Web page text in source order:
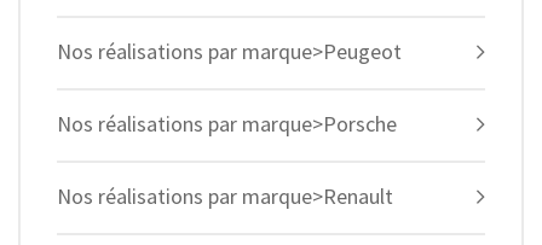
Nos réalisations par marque>Peugeot
Nos réalisations par marque>Porsche
Nos réalisations par marque>Renault